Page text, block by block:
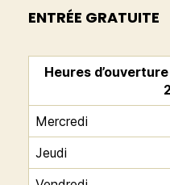
ENTRÉE GRATUITE
Heures
Mercredi
Jeudi